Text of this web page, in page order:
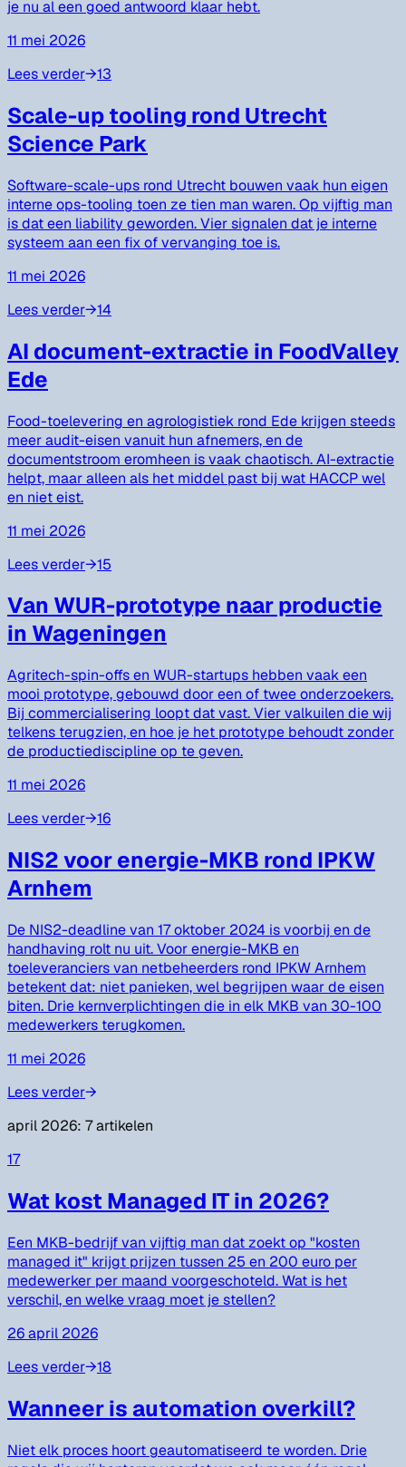
je nu al een goed antwoord klaar hebt.
11 mei 2026
Lees verder→13
Scale-up tooling rond Utrecht
Science Park
Software-scale-ups rond Utrecht bouwen vaak hun eigen
interne ops-tooling toen ze tien man waren. Op vijftig man
is dat een liability geworden. Vier signalen dat je interne
systeem aan een fix of vervanging toe is.
11 mei 2026
Lees verder→14
AI document-extractie in FoodValley
Ede
Food-toelevering en agrologistiek rond Ede krijgen steeds
meer audit-eisen vanuit hun afnemers, en de
documentstroom eromheen is vaak chaotisch. AI-extractie
helpt, maar alleen als het middel past bij wat HACCP wel
en niet eist.
11 mei 2026
Lees verder→15
Van WUR-prototype naar productie
in Wageningen
Agritech-spin-offs en WUR-startups hebben vaak een
mooi prototype, gebouwd door een of twee onderzoekers.
Bij commercialisering loopt dat vast. Vier valkuilen die wij
telkens terugzien, en hoe je het prototype behoudt zonder
de productiediscipline op te geven.
11 mei 2026
Lees verder→16
NIS2 voor energie-MKB rond IPKW
Arnhem
De NIS2-deadline van 17 oktober 2024 is voorbij en de
handhaving rolt nu uit. Voor energie-MKB en
toeleveranciers van netbeheerders rond IPKW Arnhem
betekent dat: niet panieken, wel begrijpen waar de eisen
biten. Drie kernverplichtingen die in elk MKB van 30-100
medewerkers terugkomen.
11 mei 2026
Lees verder→
april 2026: 7artikelen
17
Wat kost Managed IT in 2026?
Een MKB-bedrijf van vijftig man dat zoekt op "kosten
managed it" krijgt prijzen tussen 25 en 200 euro per
medewerker per maand voorgeschoteld. Wat is het
verschil, en welke vraag moet je stellen?
26 april 2026
Lees verder→18
Wanneer is automation overkill?
Niet elk proces hoort geautomatiseerd te worden. Drie